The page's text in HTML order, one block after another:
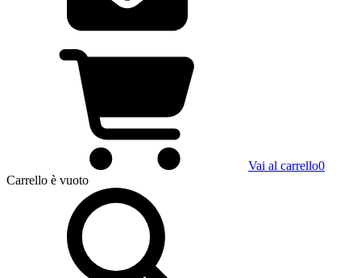
Vai al carrello0
Carrello è vuoto